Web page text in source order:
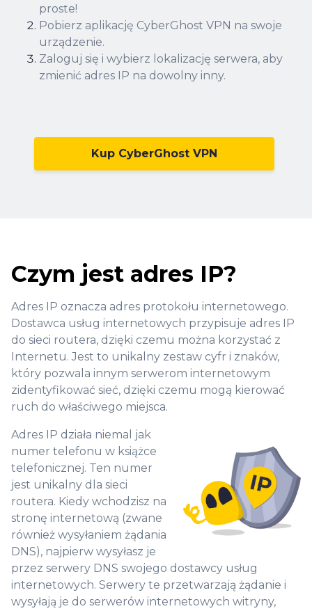
proste!
Pobierz aplikację CyberGhost VPN na swoje
urządzenie.
Zaloguj się i wybierz lokalizację serwera, aby
zmienić adres IP na dowolny inny.
Kup CyberGhost VPN
Czym jest adres IP?
Adres IP oznacza adres protokołu internetowego.
Dostawca usług internetowych przypisuje adres IP
do sieci routera, dzięki czemu można korzystać z
Internetu. Jest to unikalny zestaw cyfr i znaków,
który pozwala innym serwerom internetowym
zidentyfikować sieć, dzięki czemu mogą kierować
ruch do właściwego miejsca.
Adres IP działa niemal jak
numer telefonu w książce
telefonicznej. Ten numer
jest unikalny dla sieci
routera. Kiedy wchodzisz na
stronę internetową (zwane
również wysyłaniem żądania
DNS), najpierw wysyłasz je
przez serwery DNS swojego dostawcy usług
internetowych. Serwery te przetwarzają żądanie i
wysyłają je do serwerów internetowych witryny,